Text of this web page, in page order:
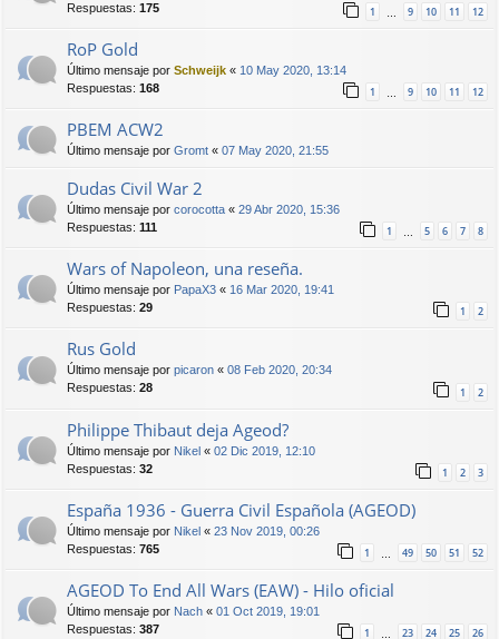
Respuestas: 175 1 … 9 10 11 12
RoP Gold
Último mensaje por Schweijk « 10 May 2020, 13:14
Respuestas: 168 1 … 9 10 11 12
PBEM ACW2
Último mensaje por Gromt « 07 May 2020, 21:55
Dudas Civil War 2
Último mensaje por corocotta « 29 Abr 2020, 15:36
Respuestas: 111 1 … 5 6 7 8
Wars of Napoleon, una reseña.
Último mensaje por PapaX3 « 16 Mar 2020, 19:41
Respuestas: 29 1 2
Rus Gold
Último mensaje por picaron « 08 Feb 2020, 20:34
Respuestas: 28 1 2
Philippe Thibaut deja Ageod?
Último mensaje por Nikel « 02 Dic 2019, 12:10
Respuestas: 32 1 2 3
España 1936 - Guerra Civil Española (AGEOD)
Último mensaje por Nikel « 23 Nov 2019, 00:26
Respuestas: 765 1 49 50 51 52
AGEOD To End All Wars (EAW) - Hilo oficial
Último mensaje por Nach « 01 Oct 2019, 19:01
Respuestas: 387 1 23 24 25 26